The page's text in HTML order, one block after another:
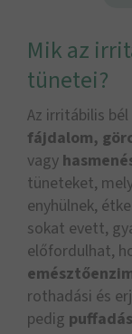
Mik az
tünetei?
Az irritábilis
fájdalom,
vagy
tüneteket,
enyhülnek,
sokat evett,
előfordulhat,
rothadási és
pedig